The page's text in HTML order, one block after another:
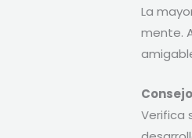
La
mente.
Verifica